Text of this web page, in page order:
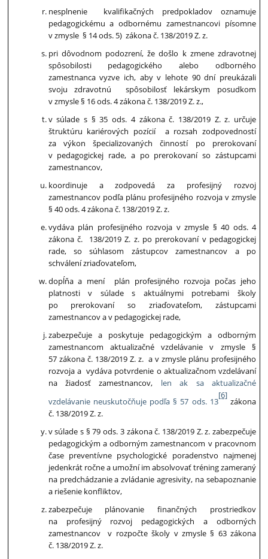
nesplnenie kvalifikačných predpokladov oznamuje
pedagogickému a odbornému zamestnancovi písomne
v zmysle § 14 ods. 5) zákona č. 138/2019 Z. z.
pri dôvodnom podozrení, že došlo k zmene zdravotnej
spôsobilosti pedagogického alebo odborného
zamestnanca vyzve ich, aby v lehote 90 dní preukázali
svoju zdravotnú spôsobilosť lekárskym posudkom
v zmysle § 16 ods. 4 zákona č. 138/2019 Z. z.,
v súlade s § 35 ods. 4 zákona č. 138/2019 Z. z. určuje
štruktúru kariérových pozícií a rozsah zodpovedností
za výkon špecializovaných činností po prerokovaní
v pedagogickej rade, a po prerokovaní so zástupcami
zamestnancov,
koordinuje a zodpovedá za profesijný rozvoj
zamestnancov podľa plánu profesijného rozvoja v zmysle
§ 40 ods. 4 zákona č. 138/2019 Z. z.
vydáva plán profesijného rozvoja v zmysle § 40 ods. 4
zákona č. 138/2019 Z. z. po prerokovaní v pedagogickej
rade, so súhlasom zástupcov zamestnancov a po
schválení zriaďovateľom,
dopĺňa a mení plán profesijného rozvoja počas jeho
platnosti v súlade s aktuálnymi potrebami školy
po prerokovaní so zriaďovateľom, zástupcami
zamestnancov a v pedagogickej rade,
zabezpečuje a poskytuje pedagogickým a odborným
zamestnancom aktualizačné vzdelávanie v zmysle §
57 zákona č. 138/2019 Z. z. a v zmysle plánu profesijného
rozvoja a vydáva potvrdenie o aktualizačnom vzdelávaní
na žiadosť zamestnancov, len ak sa aktualizačné
vzdelávanie neuskutočňuje podľa § 57 ods. 13
[6]
zákona
č. 138/2019 Z. z.
v súlade s § 79 ods. 3 zákona č. 138/2019 Z. z. zabezpečuje
pedagogickým a odborným zamestnancom v pracovnom
čase preventívne psychologické poradenstvo najmenej
jedenkrát ročne a umožní im absolvovať tréning zameraný
na predchádzanie a zvládanie agresivity, na sebapoznanie
a riešenie konfliktov,
zabezpečuje plánovanie finančných prostriedkov
na profesijný rozvoj pedagogických a odborných
zamestnancov v rozpočte školy v zmysle § 63 zákona
č. 138/2019 Z. z.